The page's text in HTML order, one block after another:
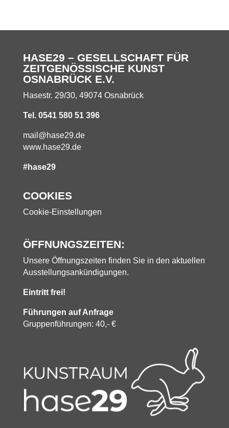
HASE29 – GESELLSCHAFT FÜR
ZEITGENÖSSISCHE KUNST
OSNABRÜCK E.V.
Hasestr. 29/30, 49074 Osnabrück
Tel. 0541 580 51 396
mail@hase29.de
www.hase29.de
#hase29
COOKIES
Cookie-Einstellungen
ÖFFNUNGSZEITEN:
Unsere Öffnungszeiten finden Sie in den aktuellen
Ausstellungsankündigungen.
Eintritt frei!
Führungen auf Anfrage
Gruppenführungen: 40,- €